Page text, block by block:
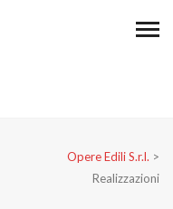
Opere Edili S.r.l. >
Realizzazioni